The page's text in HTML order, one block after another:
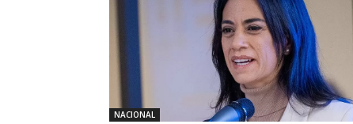
NACIONAL